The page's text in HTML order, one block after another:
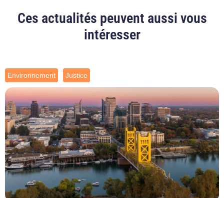
Ces actualités peuvent aussi vous
intéresser
Environnement Justice